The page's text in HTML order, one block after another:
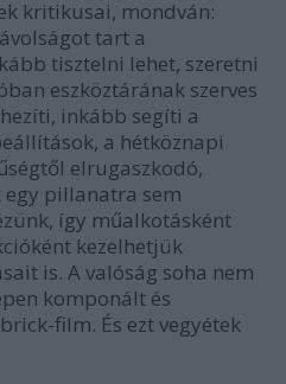
kritikusai, mondván:
tart a
tisztelni lehet, szeretni
eszköztárának szerves
inkább segíti a
a hétköznapi
elrugaszkodó,
pillanatra sem
így műalkotásként
kezelhetjük
is. A valóság soha nem
komponált és
film. És ezt vegyétek